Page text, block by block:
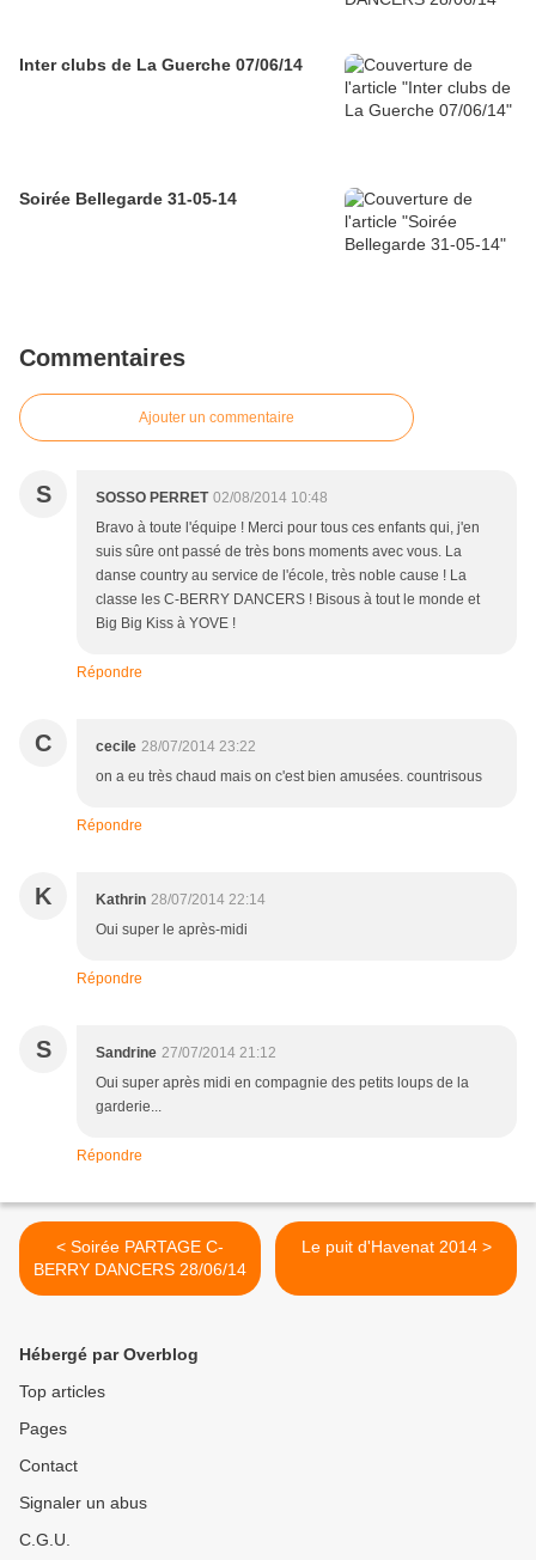
Inter clubs de La Guerche 07/06/14
Soirée Bellegarde 31-05-14
Commentaires
Ajouter un commentaire
S SOSSO PERRET 02/08/2014 10:48
Bravo à toute l'équipe ! Merci pour tous ces enfants qui, j'en
suis sûre ont passé de très bons moments avec vous. La
danse country au service de l'école, très noble cause ! La
classe les C-BERRY DANCERS ! Bisous à tout le monde et
Big Big Kiss à YOVE !
Répondre
C cecile 28/07/2014 23:22
on a eu très chaud mais on c'est bien amusées. countrisous
Répondre
K Kathrin 28/07/2014 22:14
Oui super le après-midi
Répondre
S Sandrine 27/07/2014 21:12
Oui super après midi en compagnie des petits loups de la
garderie...
Répondre
< Soirée PARTAGE C-
BERRY DANCERS 28/06/14
Le puit d'Havenat 2014 >
Hébergé par Overblog
Top articles
Pages
Contact
Signaler un abus
C.G.U.